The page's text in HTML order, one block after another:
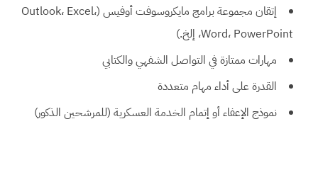
إتقان مجموعة برامج مايكروسوفت أوفيس (Outlook، Excel،
Word، PowerPoint، إلخ.)
مهارات ممتازة في التواصل الشفهي والكتابي
القدرة على أداء مهام متعددة
نموذج الإعفاء أو إتمام الخدمة العسكرية (للمرشحين الذكور)